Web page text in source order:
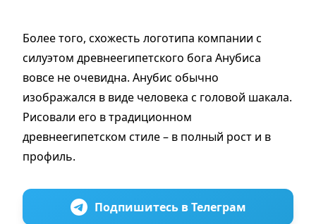
Более того, схожесть логотипа компании с
силуэтом древнеегипетского бога Анубиса
вовсе не очевидна. Анубис обычно
изображался в виде человека с головой шакала.
Рисовали его в традиционном
древнеегипетском стиле – в полный рост и в
профиль.
Подпишитесь в Телеграм